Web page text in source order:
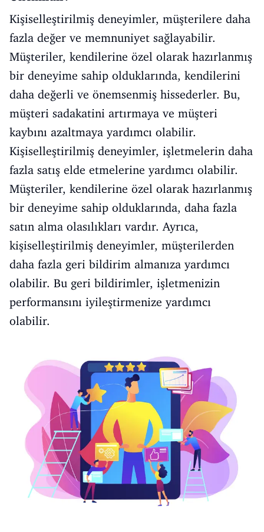
Kişiselleştirilmiş deneyimler, müşterilere daha
fazla değer ve memnuniyet sağlayabilir.
Müşteriler, kendilerine özel olarak hazırlanmış
bir deneyime sahip olduklarında, kendilerini
daha değerli ve önemsenmiş hissederler. Bu,
müşteri sadakatini artırmaya ve müşteri
kaybını azaltmaya yardımcı olabilir.
Kişiselleştirilmiş deneyimler, işletmelerin daha
fazla satış elde etmelerine yardımcı olabilir.
Müşteriler, kendilerine özel olarak hazırlanmış
bir deneyime sahip olduklarında, daha fazla
satın alma olasılıkları vardır. Ayrıca,
kişiselleştirilmiş deneyimler, müşterilerden
daha fazla geri bildirim almanıza yardımcı
olabilir. Bu geri bildirimler, işletmenizin
performansını iyileştirmenize yardımcı
olabilir.